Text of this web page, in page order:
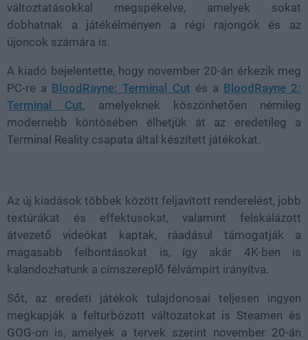
változtatásokkal megspékelve, amelyek sokat
dobhatnak a játékélményen a régi rajongók és az
újoncok számára is.
A kiadó bejelentette, hogy november 20-án érkezik meg
PC-re a BloodRayne: Terminal Cut és a BloodRayne 2:
Terminal Cut, amelyeknek köszönhetően némileg
modernebb köntösében élhetjük át az eredetileg a
Terminal Reality csapata által készített játékokat.
Az új kiadások többek között feljavított renderelést, jobb
textúrákat és effektusokat, valamint felskálázott
átvezető videókat kaptak, ráadásul támogatják a
magasabb felbontásokat is, így akár 4K-ben is
kalandozhatunk a címszereplő félvámpírt irányítva.
Sőt, az eredeti játékok tulajdonosai teljesen ingyen
megkapják a felturbózott változatokat is Steamen és
GOG-on is, amelyek a tervek szerint november 20-án